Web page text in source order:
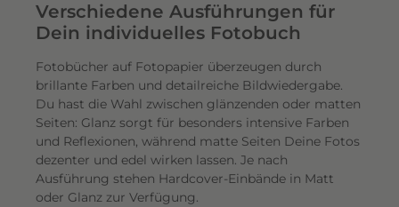
Verschiedene Ausführungen für
Dein individuelles Fotobuch
Fotobücher auf Fotopapier überzeugen durch
brillante Farben und detailreiche Bildwiedergabe.
Du hast die Wahl zwischen glänzenden oder matten
Seiten: Glanz sorgt für besonders intensive Farben
und Reflexionen, während matte Seiten Deine Fotos
dezenter und edel wirken lassen. Je nach
Ausführung stehen Hardcover-Einbände in Matt
oder Glanz zur Verfügung.